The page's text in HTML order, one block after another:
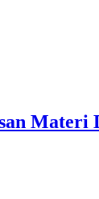
Materi